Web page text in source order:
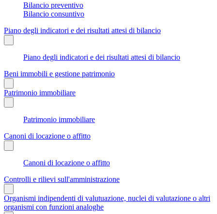
Bilancio preventivo
Bilancio consuntivo
Piano degli indicatori e dei risultati attesi di bilancio
Piano degli indicatori e dei risultati attesi di bilancio
Beni immobili e gestione patrimonio
Patrimonio immobiliare
Patrimonio immobiliare
Canoni di locazione o affitto
Canoni di locazione o affitto
Controlli e rilievi sull'amministrazione
Organismi indipendenti di valutuazione, nuclei di valutazione o altri
organismi con funzioni analoghe